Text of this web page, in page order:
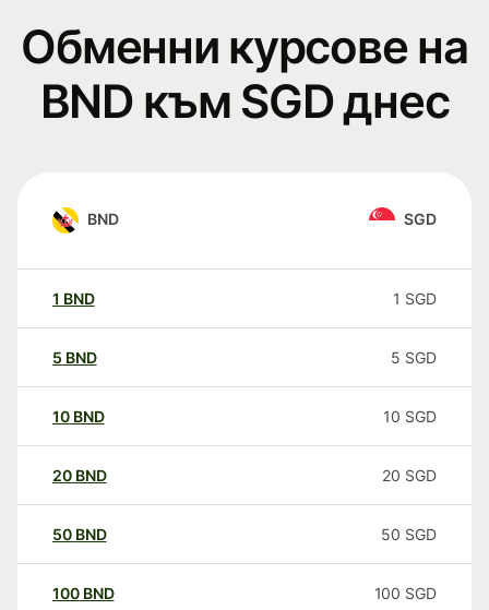
Обменни курсове на
BND към SGD днес
BND SGD
1 BND 1 SGD
5 BND 5 SGD
10 BND 10 SGD
20 BND 20 SGD
50 BND 50 SGD
100 BND 100 SGD